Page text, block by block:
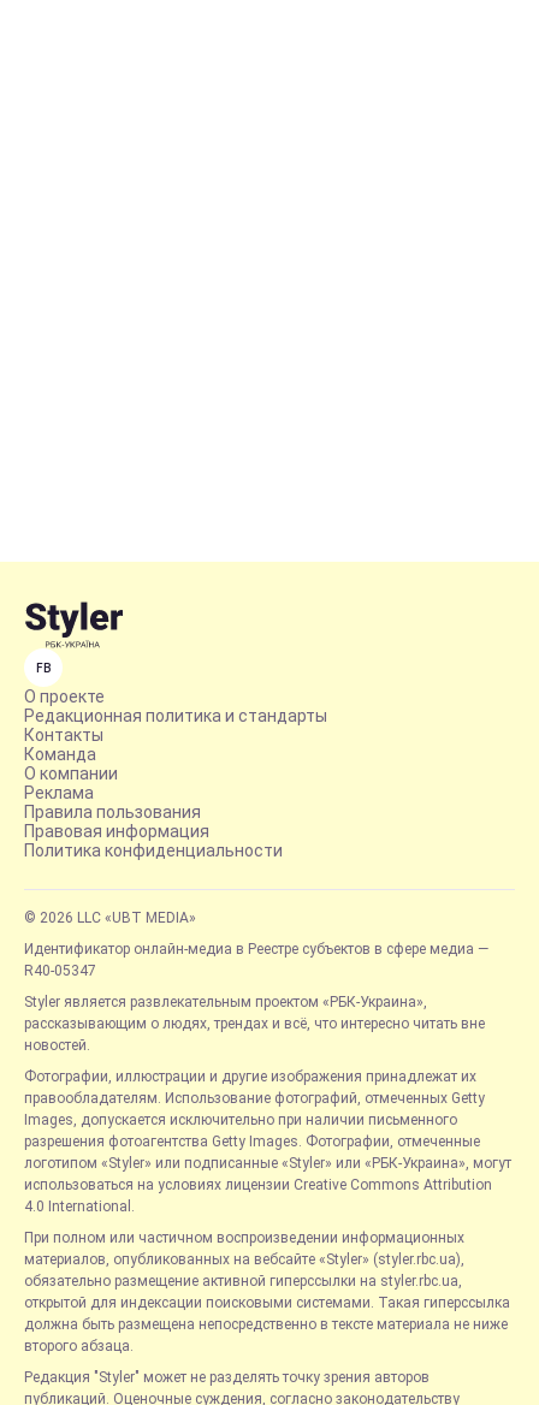
FB
О проекте
Редакционная политика и стандарты
Контакты
Команда
О компании
Реклама
Правила пользования
Правовая информация
Политика конфиденциальности
© 2026 LLC «UBT MEDIA»
Идентификатор онлайн-медиа в Реестре субъектов в сфере медиа —
R40-05347
Styler является развлекательным проектом «РБК-Украина»,
рассказывающим о людях, трендах и всё, что интересно читать вне
новостей.
Фотографии, иллюстрации и другие изображения принадлежат их
правообладателям. Использование фотографий, отмеченных Getty
Images, допускается исключительно при наличии письменного
разрешения фотоагентства Getty Images. Фотографии, отмеченные
логотипом «Styler» или подписанные «Styler» или «РБК-Украина», могут
использоваться на условиях лицензии Creative Commons Attribution
4.0 International.
При полном или частичном воспроизведении информационных
материалов, опубликованных на вебсайте «Styler» (styler.rbc.ua),
обязательно размещение активной гиперссылки на styler.rbc.ua,
открытой для индексации поисковыми системами. Такая гиперссылка
должна быть размещена непосредственно в тексте материала не ниже
второго абзаца.
Редакция "Styler" может не разделять точку зрения авторов
публикаций. Оценочные суждения, согласно законодательству